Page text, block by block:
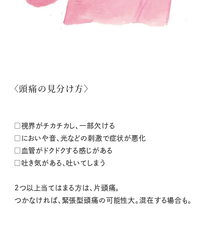
〈頭痛の見分け方〉
□視界がチカチカし、一部欠ける
□においや音、光などの刺激で症状が悪化
□血管がドクドクする感じがある
□吐き気がある、吐いてしまう
2つ以上当てはまる方は、片頭痛。
つかなければ、緊張型頭痛の可能性大。混在する場合も。